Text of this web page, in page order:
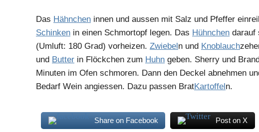
Das Hähnchen innen und aussen mit Salz und Pfeffer
Schinken in einen Schmortopf legen. Das Hühnchen darauf
(Umluft: 180 Grad) vorheizen. Zwiebeln und Knoblauch
und Butter in Flöckchen zum Huhn geben. Sherry und
Minuten im Ofen schmoren. Dann den Deckel abnehmen
Bedarf Wein angiessen. Dazu passen BratKartoffeln.
Share on Facebook Post on X